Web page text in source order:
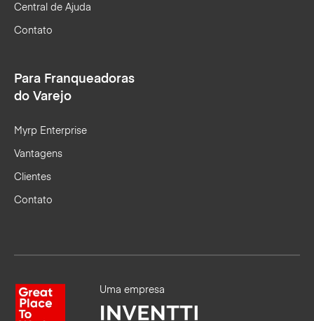
Central de Ajuda
Contato
Para Franqueadoras
do Varejo
Myrp Enterprise
Vantagens
Clientes
Contato
Uma empresa